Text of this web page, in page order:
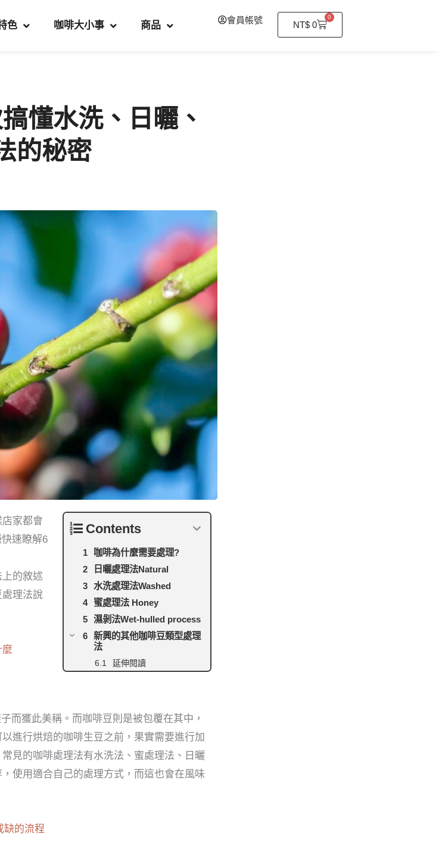
色 咖啡大小事 商品 會員帳號 NT$ 0
0
購
物
懂水洗、日曬、
的秘密
Contents
咖啡為什麼需要處理?
日曬處理法Natural
水洗處理法Washed
蜜處理法 Honey
濕剝法Wet-hulled process
新興的其他咖啡豆類型處理
法
延伸閱讀
家都會
速瞭解6
的敘述
理法說
而獲此美稱。而咖啡豆則是被包覆在其中，
進行烘焙的咖啡生豆之前，果實需要進行加
見的咖啡處理法有水洗法、蜜處理法、日曬
使用適合自己的處理方式，而這也會在風味
缺的流程